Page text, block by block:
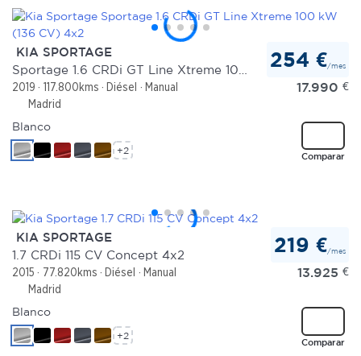
KIA SPORTAGE
2019 117.800kms Diésel
Manual
Madrid
254 €/mes
17.990 €
Comparar
Blanco
+2
KIA SPORTAGE
1.7 CRDi 115 CV Concept 4x2
2015 77.820kms Diésel
Manual
Madrid
219 €/mes
13.925 €
Comparar
Blanco
+2